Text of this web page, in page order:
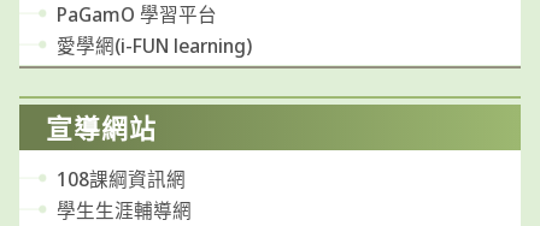
PaGamO 學習平台
愛學網(i-FUN learning)
宣導網站
108課綱資訊網
學生生涯輔導網